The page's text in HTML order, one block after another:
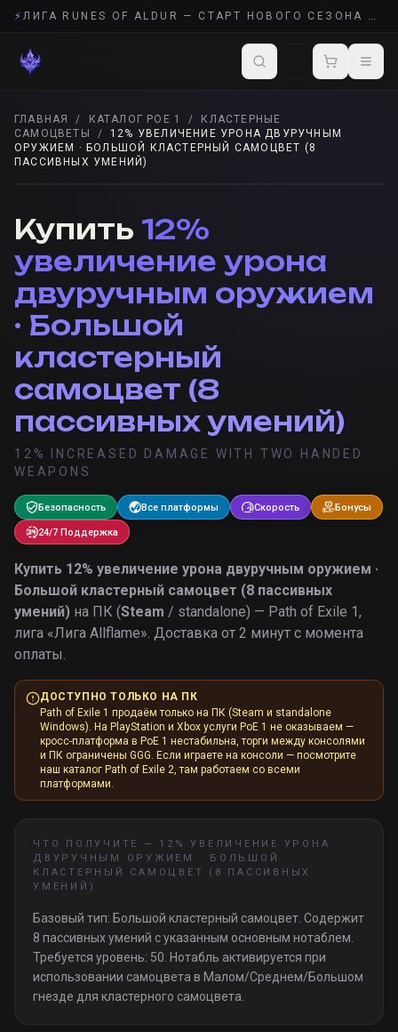
⚡ ЛИГА RUNES OF ALDUR — СТАРТ НОВОГО СЕЗОНА POE 2
ГЛАВНАЯ / КАТАЛОГ POE 1 /
КЛАСТЕРНЫЕ
САМОЦВЕТЫ
/
12% УВЕЛИЧЕНИЕ УРОНА ДВУРУЧНЫМ
ОРУЖИЕМ · БОЛЬШОЙ КЛАСТЕРНЫЙ САМОЦВЕТ (8
ПАССИВНЫХ УМЕНИЙ)
Купить 12%
увеличение урона
двуручным оружием
· Большой
кластерный
самоцвет (8
пассивных умений)
12% INCREASED DAMAGE WITH TWO HANDED
WEAPONS
Безопасность Все платформы Скорость Бонусы
24/7 Поддержка
Купить 12% увеличение урона двуручным оружием ·
Большой кластерный самоцвет (8 пассивных
умений) на ПК (Steam / standalone) — Path of Exile 1,
лига «Лига Allflame». Доставка от 2 минут с момента
оплаты.
ДОСТУПНО ТОЛЬКО НА ПК
Path of Exile 1 продаём только на ПК (Steam и standalone
Windows). На PlayStation и Xbox услуги PoE 1 не оказываем —
кросс-платформа в PoE 1 нестабильна, торги между консолями
и ПК ограничены GGG. Если играете на консоли — посмотрите
наш каталог Path of Exile 2, там работаем со всеми
платформами.
ЧТО ПОЛУЧИТЕ — 12% УВЕЛИЧЕНИЕ УРОНА
ДВУРУЧНЫМ ОРУЖИЕМ · БОЛЬШОЙ
КЛАСТЕРНЫЙ САМОЦВЕТ (8 ПАССИВНЫХ
УМЕНИЙ)
Базовый тип: Большой кластерный самоцвет. Содержит
8 пассивных умений с указанным основным нотаблем.
Требуется уровень: 50. Нотабль активируется при
использовании самоцвета в Малом/Среднем/Большом
гнезде для кластерного самоцвета.